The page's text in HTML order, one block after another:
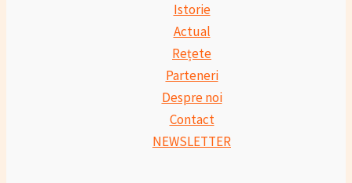
Istorie
Actual
Rețete
Parteneri
Despre noi
Contact
NEWSLETTER